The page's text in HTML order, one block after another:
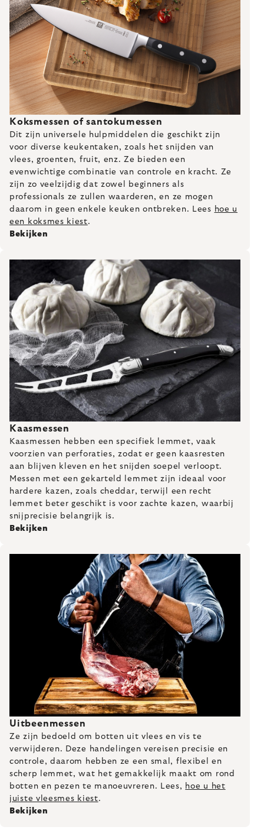
Koksmessen of santokumessen
Dit zijn universele hulpmiddelen die geschikt zijn
voor diverse keukentaken, zoals het snijden van
vlees, groenten, fruit, enz. Ze bieden een
evenwichtige combinatie van controle en kracht. Ze
zijn zo veelzijdig dat zowel beginners als
professionals ze zullen waarderen, en ze mogen
daarom in geen enkele keuken ontbreken. Lees hoe u
een koksmes kiest.
Bekijken
Kaasmessen
Kaasmessen hebben een specifiek lemmet, vaak
voorzien van perforaties, zodat er geen kaasresten
aan blijven kleven en het snijden soepel verloopt.
Messen met een gekarteld lemmet zijn ideaal voor
hardere kazen, zoals cheddar, terwijl een recht
lemmet beter geschikt is voor zachte kazen, waarbij
snijprecisie belangrijk is.
Bekijken
Uitbeenmessen
Ze zijn bedoeld om botten uit vlees en vis te
verwijderen. Deze handelingen vereisen precisie en
controle, daarom hebben ze een smal, flexibel en
scherp lemmet, wat het gemakkelijk maakt om rond
botten en pezen te manoeuvreren. Lees, hoe u het
juiste vleesmes kiest.
Bekijken